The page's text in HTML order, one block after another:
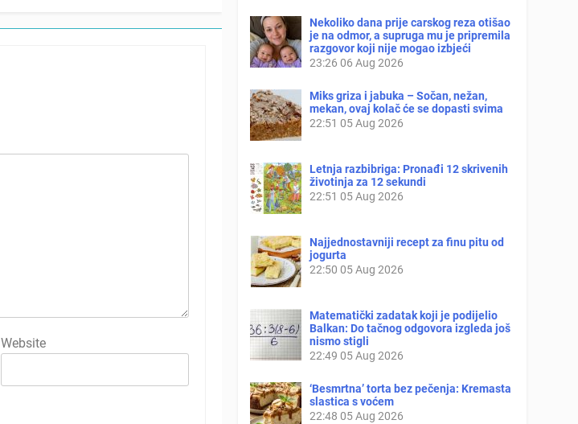
Website
Nekoliko dana prije carskog reza otišao
je na odmor, a supruga mu je pripremila
razgovor koji nije mogao izbjeći
23:26 06 Aug 2026
Miks griza i jabuka – Sočan, nežan,
mekan, ovaj kolač će se dopasti svima
22:51 05 Aug 2026
Letnja razbibriga: Pronađi 12 skrivenih
životinja za 12 sekundi
22:51 05 Aug 2026
Najjednostavniji recept za finu pitu od
jogurta
22:50 05 Aug 2026
Matematički zadatak koji je podijelio
Balkan: Do tačnog odgovora izgleda još
nismo stigli
22:49 05 Aug 2026
‘Besmrtna’ torta bez pečenja: Kremasta
slastica s voćem
22:48 05 Aug 2026